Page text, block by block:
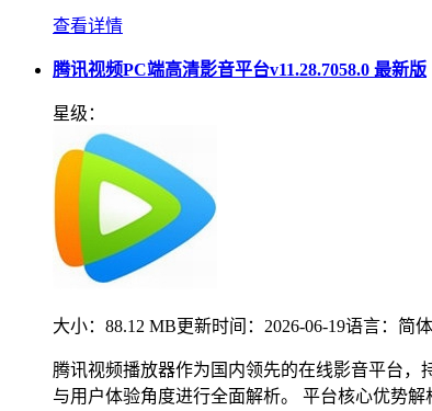
查看详情
腾讯视频PC端高清影音平台v11.28.7058.0 最新版
星级：
大小： 88.12 MB更新时间： 2026-06-19语言： 简
腾讯视频播放器作为国内领先的在线影音平台
与用户体验角度进行全面解析。 平台核心优势解